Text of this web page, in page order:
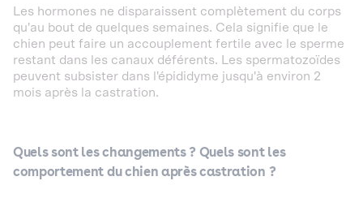
Les hormones ne disparaissent complètement du corps
qu'au bout de quelques semaines. Cela signifie que le
chien peut faire un accouplement fertile avec le sperme
restant dans les canaux déférents. Les spermatozoïdes
peuvent subsister dans l'épididyme jusqu'à environ 2
mois après la castration.
Quels sont les changements ? Quels sont les
comportement du chien après castration ?